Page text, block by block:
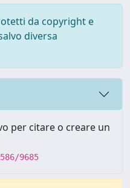
da copyright e
diversa
per citare o creare un
9685